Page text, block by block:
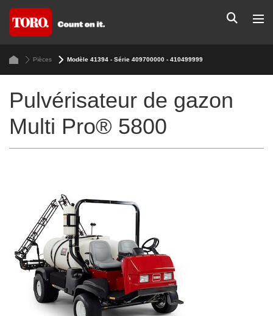
Pièces Modèle 41394 - Série 409700000 - 410499999
Pulvérisateur de gazon
Multi Pro® 5800